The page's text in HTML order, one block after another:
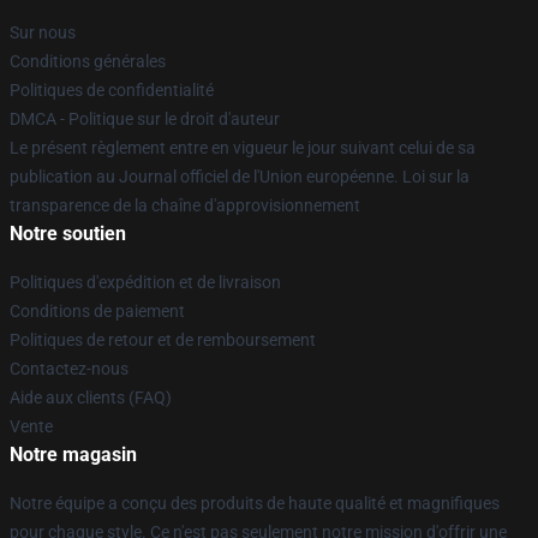
Sur nous
Conditions générales
Politiques de confidentialité
DMCA - Politique sur le droit d'auteur
Le présent règlement entre en vigueur le jour suivant celui de sa
publication au Journal officiel de l'Union européenne. Loi sur la
transparence de la chaîne d'approvisionnement
Notre soutien
Politiques d'expédition et de livraison
Conditions de paiement
Politiques de retour et de remboursement
Contactez-nous
Aide aux clients (FAQ)
Vente
Notre magasin
Notre équipe a conçu des produits de haute qualité et magnifiques
pour chaque style. Ce n'est pas seulement notre mission d'offrir une